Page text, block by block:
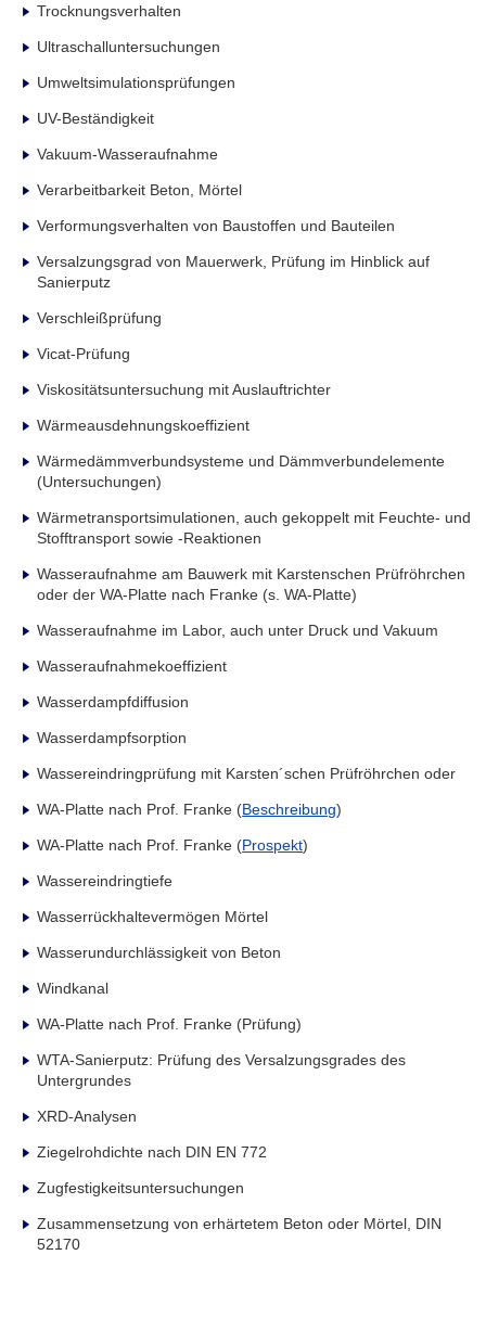
Trocknungsverhalten
Ultraschalluntersuchungen
Umweltsimulationsprüfungen
UV-Beständigkeit
Vakuum-Wasseraufnahme
Verarbeitbarkeit Beton, Mörtel
Verformungsverhalten von Baustoffen und Bauteilen
Versalzungsgrad von Mauerwerk, Prüfung im Hinblick auf
Sanierputz
Verschleißprüfung
Vicat-Prüfung
Viskositätsuntersuchung mit Auslauftrichter
Wärmeausdehnungskoeffizient
Wärmedämmverbundsysteme und Dämmverbundelemente
(Untersuchungen)
Wärmetransportsimulationen, auch gekoppelt mit Feuchte- und
Stofftransport sowie -Reaktionen
Wasseraufnahme am Bauwerk mit Karstenschen Prüfröhrchen
oder der WA-Platte nach Franke (s. WA-Platte)
Wasseraufnahme im Labor, auch unter Druck und Vakuum
Wasseraufnahmekoeffizient
Wasserdampfdiffusion
Wasserdampfsorption
Wassereindringprüfung mit Karsten´schen Prüfröhrchen oder
WA-Platte nach Prof. Franke (Beschreibung)
WA-Platte nach Prof. Franke (Prospekt)
Wassereindringtiefe
Wasserrückhaltevermögen Mörtel
Wasserundurchlässigkeit von Beton
Windkanal
WA-Platte nach Prof. Franke (Prüfung)
WTA-Sanierputz: Prüfung des Versalzungsgrades des
Untergrundes
XRD-Analysen
Ziegelrohdichte nach DIN EN 772
Zugfestigkeitsuntersuchungen
Zusammensetzung von erhärtetem Beton oder Mörtel, DIN
52170